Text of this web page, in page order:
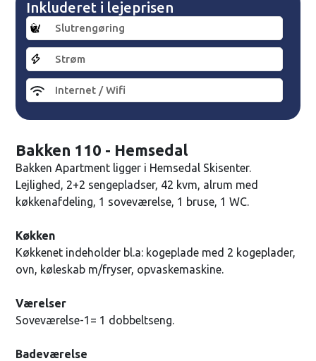
Inkluderet i lejeprisen
Slutrengøring
Strøm
Internet / Wifi
Bakken 110 - Hemsedal
Bakken Apartment ligger i Hemsedal Skisenter.
Lejlighed, 2+2 sengepladser, 42 kvm, alrum med
køkkenafdeling, 1 soveværelse, 1 bruse, 1 WC.
Køkken
Køkkenet indeholder bl.a: kogeplade med 2 kogeplader,
ovn, køleskab m/fryser, opvaskemaskine.
Værelser
Soveværelse-1= 1 dobbeltseng.
Badeværelse